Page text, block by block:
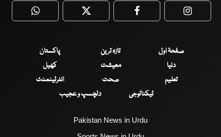
WhatsApp Twitter Facebook
صفحۂ اول تازہ ترین
پاکستان
دنیا
معیشت
کھیل
تعلیم
صحت
انٹرٹینمنٹ
ٹیکنالوجی
دلچسپ و عجیب
Pakistan News in Urdu